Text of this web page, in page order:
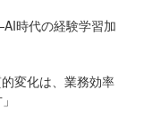
時代の経験学習加
変化は、業務効率